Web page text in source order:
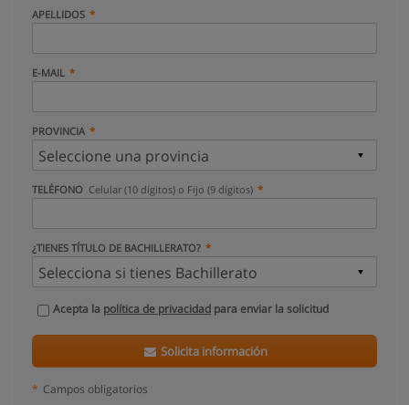
APELLIDOS
E-MAIL
PROVINCIA
TELÉFONO Celular (10 dígitos) o Fijo (9 dígitos)
¿TIENES TÍTULO DE BACHILLERATO?
Acepta la política de privacidad para enviar la solicitud
Solicita información
* Campos obligatorios